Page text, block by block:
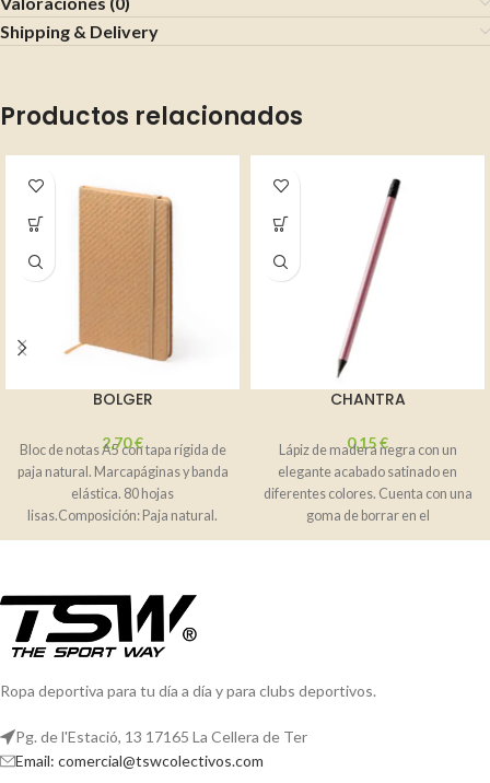
Shipping & Delivery
Productos relacionados
BOLGER
2,70€
Bloc de notas A5 con tapa rígida de
paja natural. Marcapáginas y banda
elástica. 80 hojas
lisas.Composición: Paja natural.
CHANTRA
0,15€
Lápiz de madera negra con un
elegante acabado satinado en
diferentes colores. Cuenta con una
goma de borrar en el
Ropa deportiva para tu día a día y para clubs deportivos.
Pg. de l'Estació, 13 17165 La Cellera de Ter
Email: comercial@tswcolectivos.com